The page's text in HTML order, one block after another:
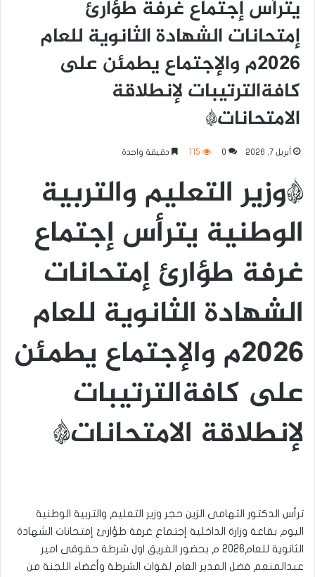
يترأس إجتماع غرفة طؤارئ
إمتحانات الشهادة الثانوية للعام
2026م والإجتماع يطمئن على
كافةالترتيبات لإنطلاقة
الامتحانات*
أبريل 7, 2026 0
115 دقيقة واحدة
*وزير التعليم والتربية
الوطنية يترأس إجتماع
غرفة طؤارئ إمتحانات
الشهادة الثانوية للعام
2026م والإجتماع يطمئن
على كافةالترتيبات
لإنطلاقة الامتحانات*
ترأس الدكتور التهامى الزين حجر وزير التعليم والتربية الوطنية
اليوم بقاعة وزارة الداخلية إجتماع غرفة طؤارئ إمتحانات الشهادة
الثانوية للعام2026 م بحضور الفريق اول شرطة حقوقى امير
عبدالمنعم فضل المدير العام لقوات الشرطة وأعضاء اللجنة من